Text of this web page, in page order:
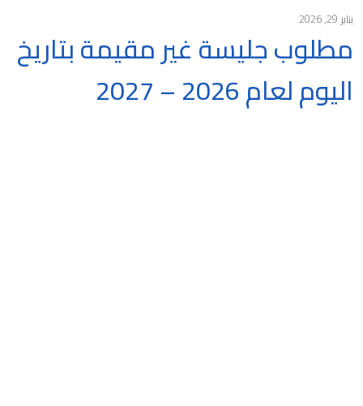
يناير 29, 2026
مطلوب جليسة غير مقيمة بتاريخ
اليوم لعام 2026 – 2027